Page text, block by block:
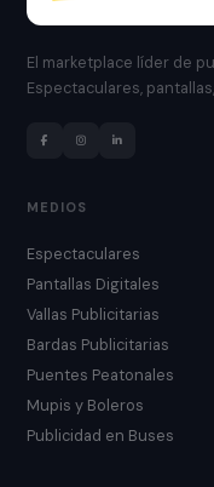
El marketplace líder de
Espectaculares,
MEDIOS
Espectaculares
Pantallas Digitales
Vallas Publicitarias
Bardas Publicitarias
Puentes Peatonales
Mupis y Boleros
Publicidad en Buses